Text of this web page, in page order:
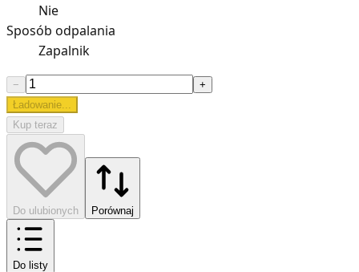
Nie
Sposób odpalania
Zapalnik
−
+
Ładowanie...
Kup teraz
Do ulubionych Porównaj
Do listy